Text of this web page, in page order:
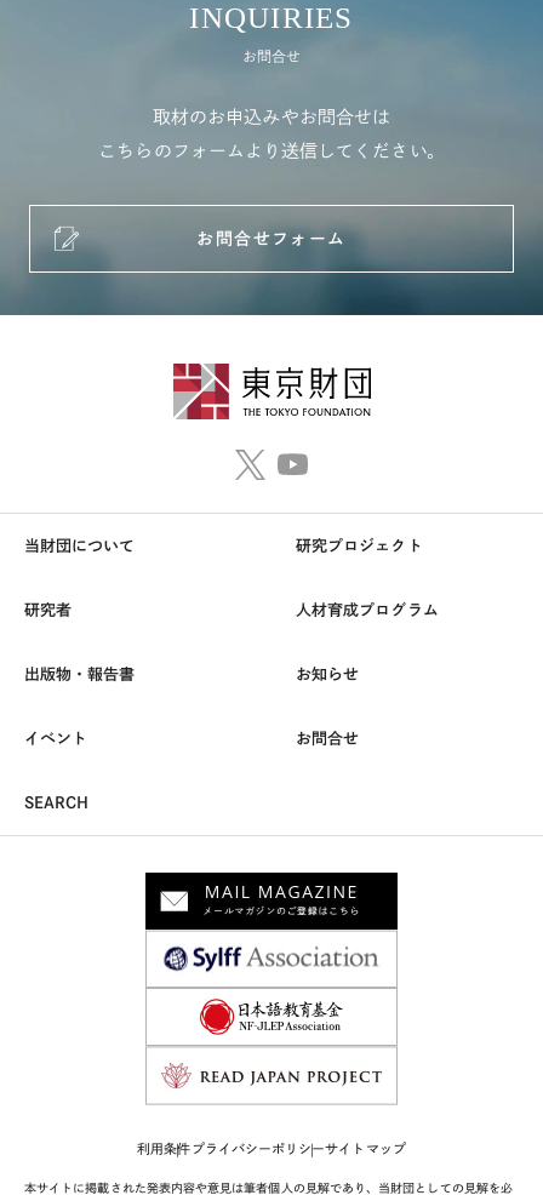
INQUIRIES
お問合せ
取材のお申込みやお問合せは
こちらのフォームより送信してください。
お問合せフォーム
当財団について 研究プロジェクト
研究者 人材育成プログラム
出版物・報告書 お知らせ
イベント お問合せ
SEARCH
利用条件プライバシーポリシーサイトマップ
本サイトに掲載された発表内容や意見は筆者個人の見解であり、当財団としての見解を必